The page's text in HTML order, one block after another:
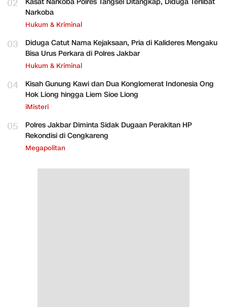
02
Narkoba
Hukum & Kriminal
03
Diduga Catut Nama Kejaksaan, Pria di Kalideres Mengaku
Bisa Urus Perkara di Polres Jakbar
Hukum & Kriminal
04
Kisah Gunung Kawi dan Dua Konglomerat Indonesia Ong
Hok Liong hingga Liem Sioe Liong
iMisteri
05
Polres Jakbar Diminta Sidak Dugaan Perakitan HP
Rekondisi di Cengkareng
Megapolitan